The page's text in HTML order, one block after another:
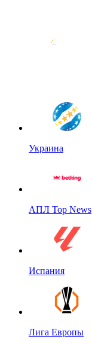
Украина
АПЛ Top News
Испания
Лига Европы